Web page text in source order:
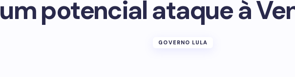
um potencial ataque à
GOVERNO LULA